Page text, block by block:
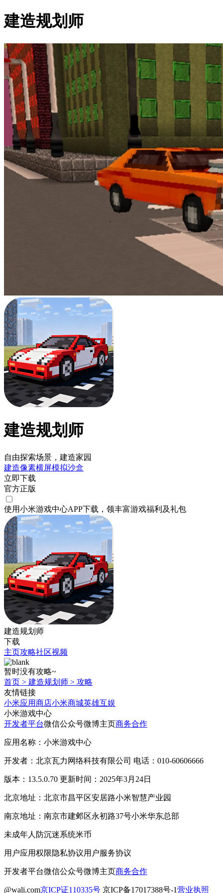
建造规划师
建造规划师
自由探索场景，建造家园
建造像素横屏模拟沙盒
立即下载
官方正版
使用小米游戏中心APP下载 ，领丰富游戏福利 及礼包
建造规划师
下载
主页攻略社区视频
暂时没有攻略~
首页 > 建造规划师 > 攻略
友情链接
小米应用商店小米商城英雄互娱
小米游戏中心
开发者平台微信公众号微博主页商务合作
应用名称：小米游戏中心
开发者：北京瓦力网络科技有限公司 电话：010-60606666
版本：13.5.0.70 更新时间：2025年3月24日
北京地址：北京市昌平区安居路小米智慧产业园
南京地址：南京市建邺区永初路37号小米华东总部
未成年人防沉迷系统米币
用户应用权限隐私协议用户服务协议
开发者平台微信公众号微博主页商务合作
@wali.com京ICP证110335号 京ICP备17017388号-1营业执照